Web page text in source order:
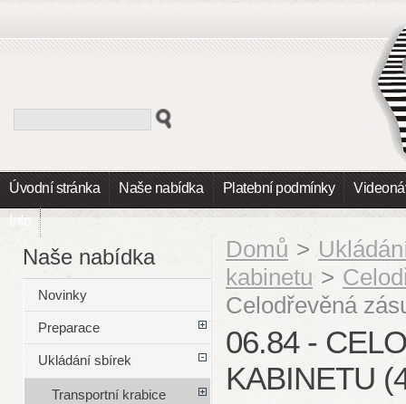
Úvodní stránka Naše nabídka Platební podmínky
Info
Domů >
kabinetu >
Celodřevěná
06.84 -
KABINETU
Naše nabídka
Novinky
Preparace
Ukládání sbírek
Transportní krabice